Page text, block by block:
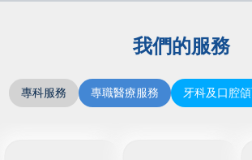
我們的服務
專科服務 專職醫療服務 牙科及口腔